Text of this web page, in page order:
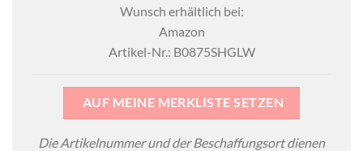
Wunsch erhältlich bei:
Amazon
Artikel-Nr.: B0875SHGLW
AUF MEINE MERKLISTE SETZEN
Die Artikelnummer und der Beschaffungsort dienen